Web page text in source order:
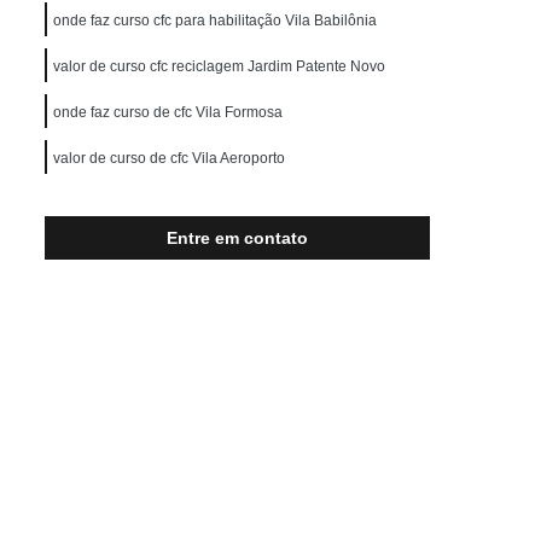
Carteira de Motorista Moto
Categoria a Cnh
Categoria D Cnh
Cnh Categoria C
Cnh
Suspensa Curso de Reciclagem
Curso de Reciclagem para Cnh
de Cnh
de Reciclagem
Cfc para Renovação de Habilitação
onde faz curso cfc para habilitação Vila Babilônia
valor de curso cfc reciclagem Jardim Patente Novo
onde faz curso de cfc Vila Formosa
valor de curso de cfc Vila Aeroporto
Entre em contato